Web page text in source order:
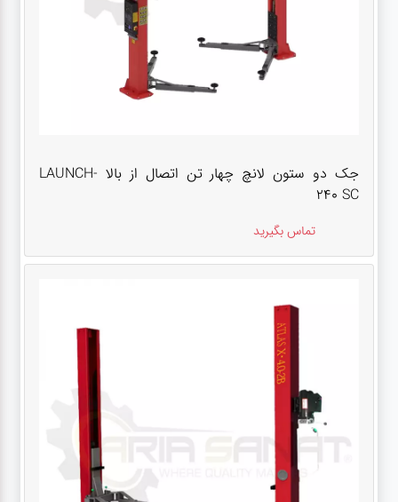
جک دو ستون لانچ چهار تن اتصال از بالا LAUNCH-
240 SC
تماس بگیرید